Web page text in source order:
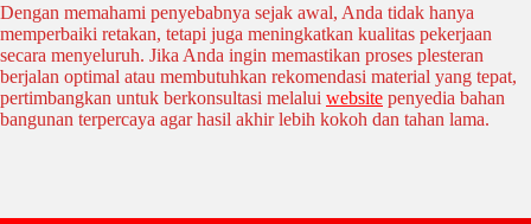
Dengan memahami penyebabnya sejak awal, Anda tidak hanya
memperbaiki retakan, tetapi juga meningkatkan kualitas pekerjaan
secara menyeluruh. Jika Anda ingin memastikan proses plesteran
berjalan optimal atau membutuhkan rekomendasi material yang tepat,
pertimbangkan untuk berkonsultasi melalui website penyedia bahan
bangunan terpercaya agar hasil akhir lebih kokoh dan tahan lama.